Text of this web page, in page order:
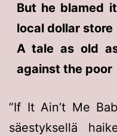
But he blamed
local dollar store
A tale as old
against the poor
”If It Ain’t Me
säestyksellä